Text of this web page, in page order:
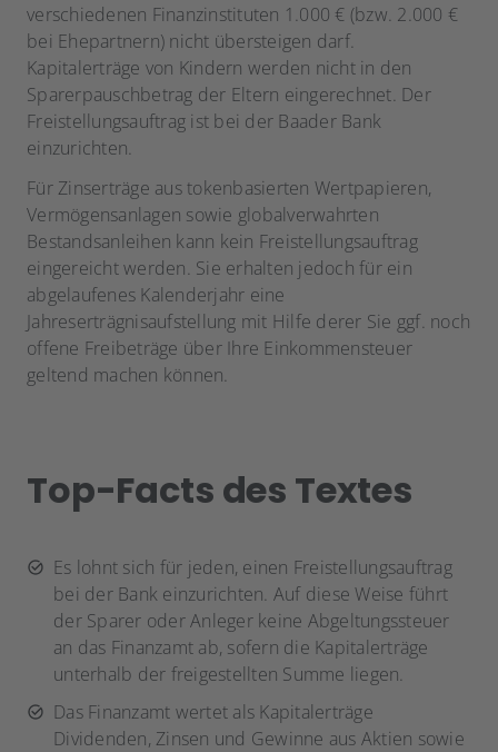
verschiedenen Finanzinstituten 1.000 € (bzw. 2.000 €
bei Ehepartnern) nicht übersteigen darf.
Kapitalerträge von Kindern werden nicht in den
Sparerpauschbetrag der Eltern eingerechnet. Der
Freistellungsauftrag ist bei der Baader Bank
einzurichten.
Für Zinserträge aus tokenbasierten Wertpapieren,
Vermögensanlagen sowie globalverwahrten
Bestandsanleihen kann kein Freistellungsauftrag
eingereicht werden. Sie erhalten jedoch für ein
abgelaufenes Kalenderjahr eine
Jahreserträgnisaufstellung mit Hilfe derer Sie ggf. noch
offene Freibeträge über Ihre Einkommensteuer
geltend machen können.
Top-Facts des Textes
Es lohnt sich für jeden, einen Freistellungsauftrag
bei der Bank einzurichten. Auf diese Weise führt
der Sparer oder Anleger keine Abgeltungssteuer
an das Finanzamt ab, sofern die Kapitalerträge
unterhalb der freigestellten Summe liegen.
Das Finanzamt wertet als Kapitalerträge
Dividenden, Zinsen und Gewinne aus Aktien sowie